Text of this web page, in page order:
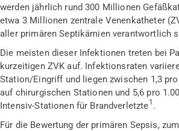
werden jährlich rund 300 Millionen
etwa 3 Millionen zentrale Venenkatheter
aller primären Septikämien verantwortlich
Die meisten dieser Infektionen treten bei
kurzeitigen ZVK auf. Infektionsraten
Station/Eingriff und liegen zwischen 1,3
auf chirurgischen Stationen und 5,6 pro
Intensiv-Stationen für Brandverletzte1 .
Für die Bewertung der primären Sepsis,